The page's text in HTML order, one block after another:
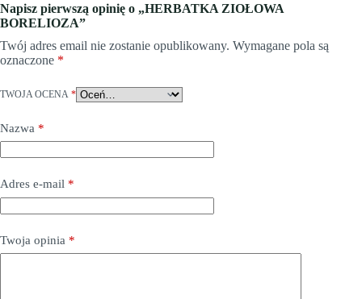
Napisz pierwszą opinię o „HERBATKA ZIOŁOWA
BORELIOZA”
Twój adres email nie zostanie opublikowany. Wymagane pola są
oznaczone *
TWOJA OCENA *
Nazwa *
Adres e-mail *
Twoja opinia *